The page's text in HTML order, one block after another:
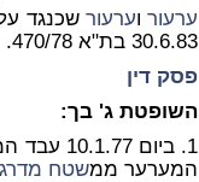
ערעורוערעור שכנגד
30.6.83 בת"א 470/78.
פסק דין
השופטת ג' בך:
המערער ממשטח